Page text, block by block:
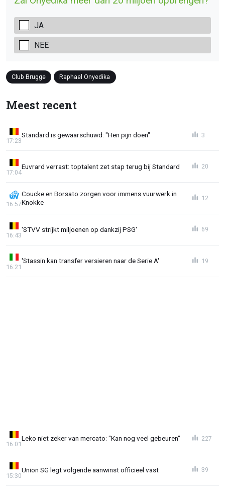
JA
NEE
Club Brugge Raphael Onyedika
Meest recent
Standard is gewaarschuwd: "Hen pijn doen"
17:23
3
Euvrard verrast: toptalent zet stap terug bij Standard
17:04
20
Coucke en Borsato zorgen voor immens vuurwerk in
Knokke
16:57
12
'STVV strijkt miljoenen op dankzij PSG'
16:43
69
'Stassin kan transfer versieren naar de Serie A'
16:21
19
Leko niet zeker van mercato: "Kan nog veel gebeuren"
16:01
227
Union SG legt volgende aanwinst officieel vast
15:30
39